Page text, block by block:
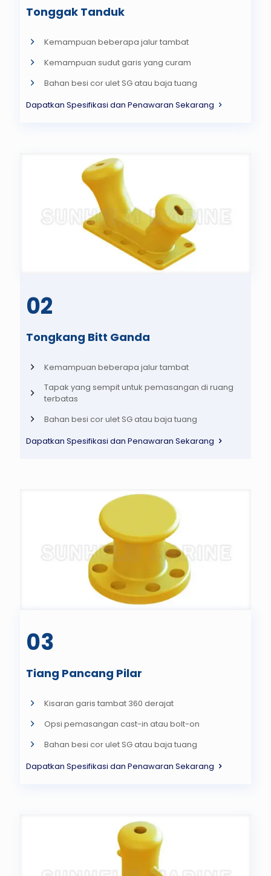
Tonggak Tanduk
Kemampuan beberapa jalur tambat
Kemampuan sudut garis yang curam
Bahan besi cor ulet SG atau baja tuang
Dapatkan Spesifikasi dan Penawaran Sekarang
02
Tongkang Bitt Ganda
Kemampuan beberapa jalur tambat
Tapak yang sempit untuk pemasangan di ruang
terbatas
Bahan besi cor ulet SG atau baja tuang
Dapatkan Spesifikasi dan Penawaran Sekarang
03
Tiang Pancang Pilar
Kisaran garis tambat 360 derajat
Opsi pemasangan cast-in atau bolt-on
Bahan besi cor ulet SG atau baja tuang
Dapatkan Spesifikasi dan Penawaran Sekarang